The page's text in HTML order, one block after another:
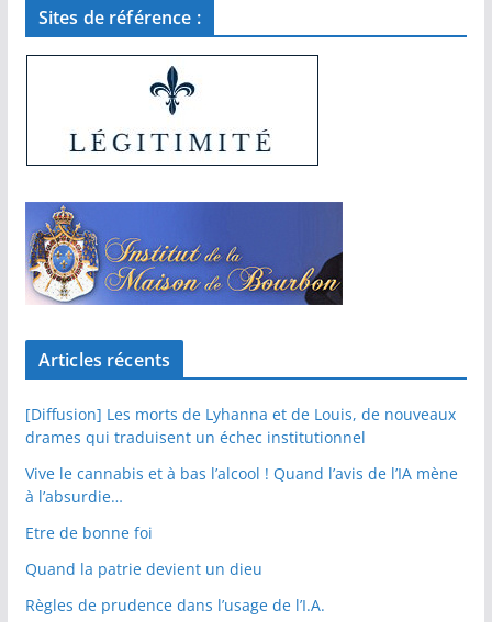
Sites de référence :
Articles récents
[Diffusion] Les morts de Lyhanna et de Louis, de nouveaux
drames qui traduisent un échec institutionnel
Vive le cannabis et à bas l’alcool ! Quand l’avis de l’IA mène
à l’absurdie…
Etre de bonne foi
Quand la patrie devient un dieu
Règles de prudence dans l’usage de l’I.A.